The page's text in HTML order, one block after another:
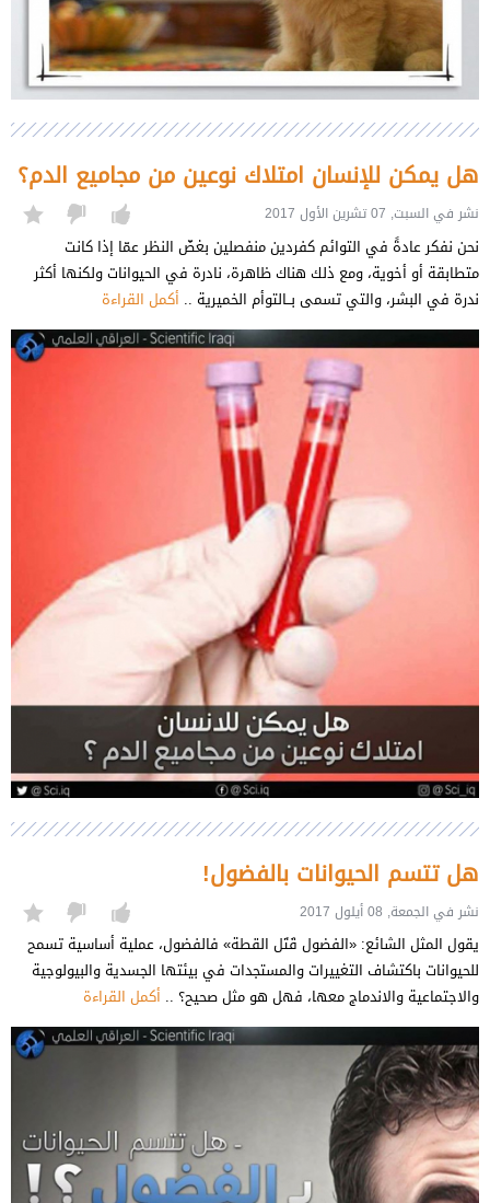
هل يمكن للإنسان امتلاك نوعين من مجاميع الدم؟
نشر في السبت, 07 تشرين الأول 2017
نحن نفكر عادةً في التوائم كفردين منفصلين بغضّ النظر عمّا إذا كانت
متطابقة أو أخوية، ومع ذلك هناك ظاهرة، نادرة في الحيوانات ولكنها أكثر
ندرة في البشر، والتي تسمى بــالتوأم الخميرية .. أكمل القراءة
هل تتسم الحيوانات بالفضول!
نشر في الجمعة, 08 أيلول 2017
يقول المثل الشائع: «الفضول قَتَل القطة» فالفضول، عملية أساسية تسمح
للحيوانات باكتشاف التغييرات والمستجدات في بيئتها الجسدية والبيولوجية
والاجتماعية والاندماج معها، فهل هو مثل صحيح؟ .. أكمل القراءة